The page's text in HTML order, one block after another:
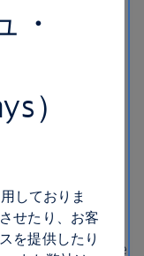
that’s one
off, or free
ロー空
the London
Express, these
・
）
しておりま
せたり、お客
を提供したり